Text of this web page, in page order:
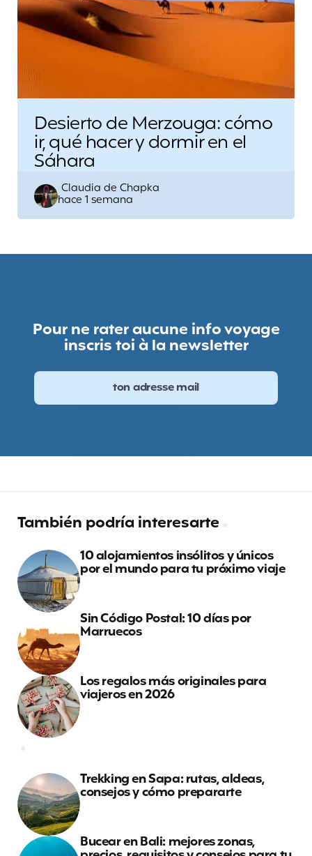
Desierto de Merzouga: cómo
ir, qué hacer y dormir en el
Sáhara
Escrito
por
Claudia de Chapka
hace 1 semana
Pour ne rater aucune info voyage
inscris toi à la newsletter
También podría interesarte
10 alojamientos insólitos y únicos
por el mundo para tu próximo viaje
Sin Código Postal: 10 días por
Marruecos
Los regalos más originales para
viajeros en 2026
Trekking en Sapa: rutas, aldeas,
consejos y cómo prepararte
Bucear en Bali: mejores zonas,